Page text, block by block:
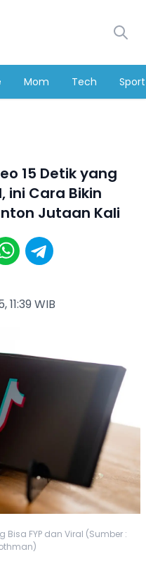
Mom Tech Sport
15 Detik yang
ini Cara Bikin
Jutaan Kali
WIB
Bisa FYP dan Viral (Sumber :